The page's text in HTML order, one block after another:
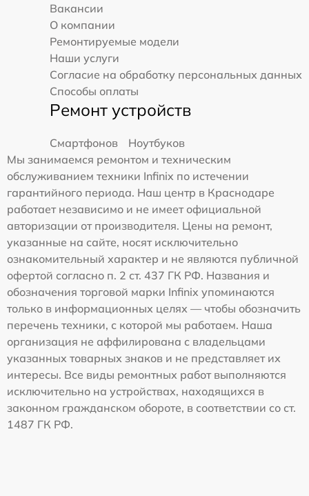
Вакансии
О компании
Ремонтируемые модели
Наши услуги
Согласие на обработку персональных данных
Способы оплаты
Ремонт устройств
Смартфонов
Ноутбуков
Мы занимаемся ремонтом и техническим
обслуживанием техники Infinix по истечении
гарантийного периода. Наш центр в Краснодаре
работает независимо и не имеет официальной
авторизации от производителя. Цены на ремонт,
указанные на сайте, носят исключительно
ознакомительный характер и не являются публичной
офертой согласно п. 2 ст. 437 ГК РФ. Названия и
обозначения торговой марки Infinix упоминаются
только в информационных целях — чтобы обозначить
перечень техники, с которой мы работаем. Наша
организация не аффилирована с владельцами
указанных товарных знаков и не представляет их
интересы. Все виды ремонтных работ выполняются
исключительно на устройствах, находящихся в
законном гражданском обороте, в соответствии со ст.
1487 ГК РФ.